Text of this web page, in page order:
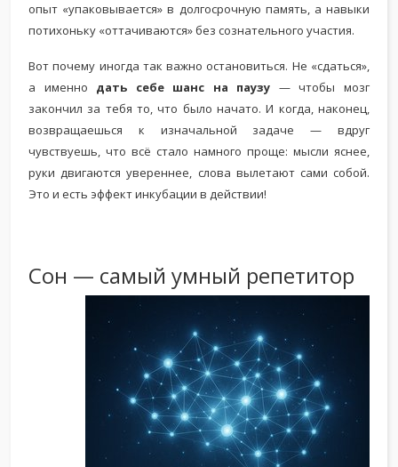
опыт «упаковывается» в долгосрочную память, а навыки
потихоньку «оттачиваются» без сознательного участия.
Вот почему иногда так важно остановиться. Не «сдаться»,
а именно дать себе шанс на паузу — чтобы мозг
закончил за тебя то, что было начато. И когда, наконец,
возвращаешься к изначальной задаче — вдруг
чувствуешь, что всё стало намного проще: мысли яснее,
руки двигаются увереннее, слова вылетают сами собой.
Это и есть эффект инкубации в действии!
Сон — самый умный репетитор